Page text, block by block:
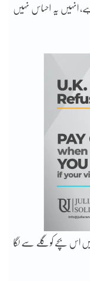
انہیں یہ احساس نہیں
اس بچے کو گلے سے لگا